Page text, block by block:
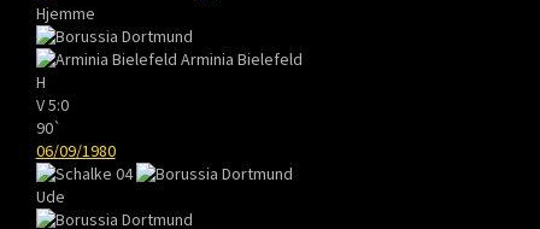
Hjemme
Arminia Bielefeld
H
V5:0
90`
06/09/1980
Ude